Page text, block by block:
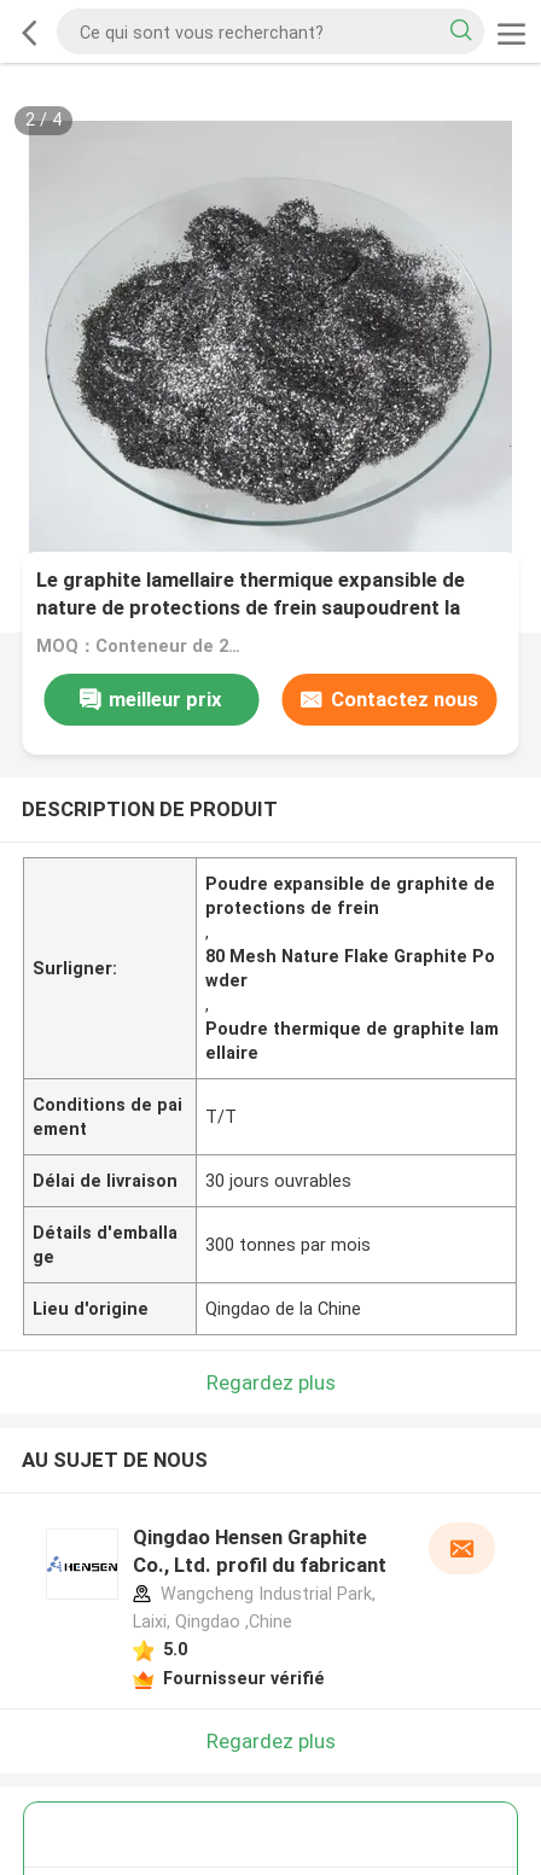
2/4
Le graphite lamellaire thermique expansible de
nature de protections de frein saupoudrent la
maille 80
MOQ：Conteneur de 20 généralistes
meilleur prix Contactez nous
DESCRIPTION DE PRODUIT
Surligner:
Poudre expansible de graphite de
protections de frein
,
80 Mesh Nature Flake Graphite Po
wder
,
Poudre thermique de graphite lam
ellaire
Conditions de pai
ement
T/T
Délai de livraison 30 jours ouvrables
Détails d'emballa
ge
300 tonnes par mois
Lieu d'origine Qingdao de la Chine
Regardez plus
AU SUJET DE NOUS
Qingdao Hensen Graphite
Co., Ltd. profil du fabricant
Wangcheng Industrial Park,
Laixi, Qingdao ,Chine
5.0
Fournisseur vérifié
Regardez plus